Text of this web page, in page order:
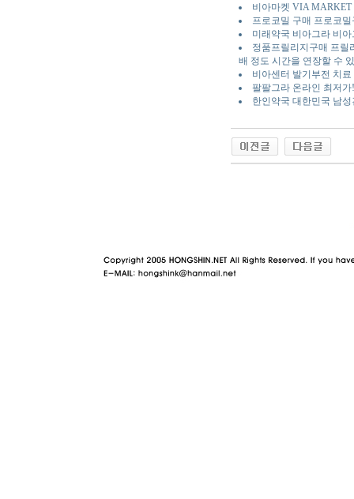
비아마켓 VIA MARKET
프로코밀 구매 프로코
미래약국 비아그라 비
정품프릴리지구매 프릴
배 정도 시간을 연장할 수
비아센터 발기부전 치
팔팔그라 온라인 최저
한인약국 대한민국 남